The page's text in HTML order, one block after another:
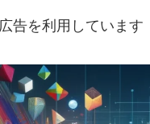
告を利用しています